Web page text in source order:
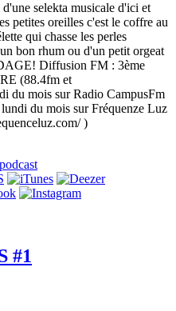
selekta musicale d'ici et
petites oreilles c'est le coffre au
qui chasse les perles
bon rhum ou d'un petit orgeat
Diffusion FM : 3ème
(88.4fm et
du mois sur Radio CampusFm
du mois sur Fréquenze Luz
)
#1